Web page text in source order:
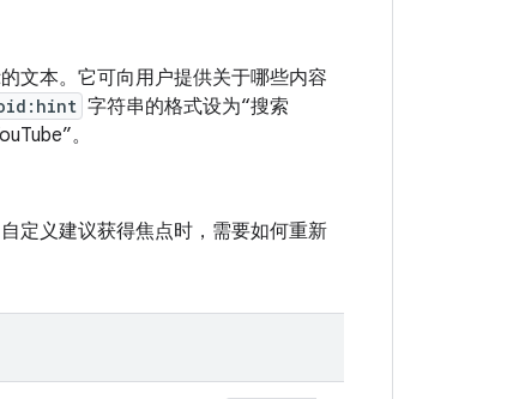
文本。它可向用户提供关于哪些内容
字符串的格式设为“搜索
。
定义建议获得焦点时，需要如何重新